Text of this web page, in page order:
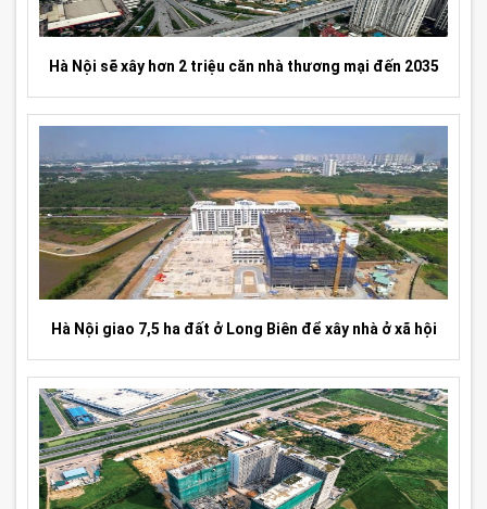
Hà Nội sẽ xây hơn 2 triệu căn nhà thương mại đến 2035
Hà Nội giao 7,5 ha đất ở Long Biên để xây nhà ở xã hội